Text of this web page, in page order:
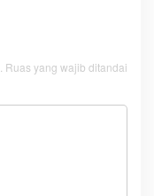
Ruas yang wajib ditandai